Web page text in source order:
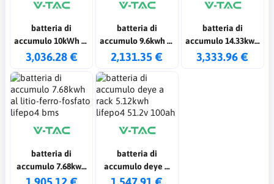
batteria di
accumulo 10kWh al
litio-ferro-fosfato
3,036.28 €
batteria di
accumulo 9.6kwh al
litio-ferro-fosfato
2,131.35 €
batteria di
accumulo 14.33kwh
al litio-ferro-fosfato
3,333.96 €
batteria di
accumulo 7.68kwh
al litio-ferro-fosfato
batteria di
accumulo deye a
rack 5.12kwh